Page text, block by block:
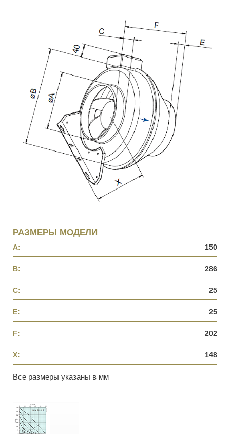
РАЗМЕРЫ МОДЕЛИ
A: 150
B: 286
C: 25
E: 25
F: 202
X: 148
Все размеры указаны в мм